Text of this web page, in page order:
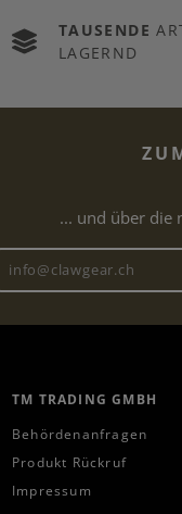
TAUSENDE
LAGERND
... und über die
TM TRADING GMBH
Behördenanfragen
Produkt Rückruf
Impressum